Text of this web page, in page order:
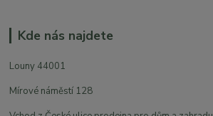
Kde nás najdete
Louny 44001
Mírové náměstí 128